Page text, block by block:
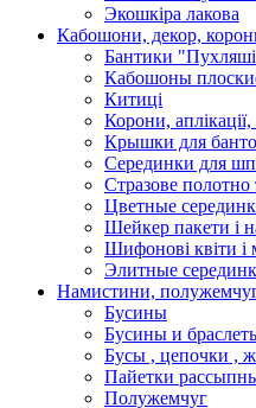
Экошкiра лакова
Кабошони, декор,
Бантики
Кабошоны
Китиці
Корони, аплікації,
Крышки для
Серединки для
Стразове полотно
Цветные
Шейкер пакети і
Шифонові квіти і
Элитные
Намистини, полужемчуг
Бусины
Бусины и
Бусы , цепочки ,
Пайетки
Полужемчуг